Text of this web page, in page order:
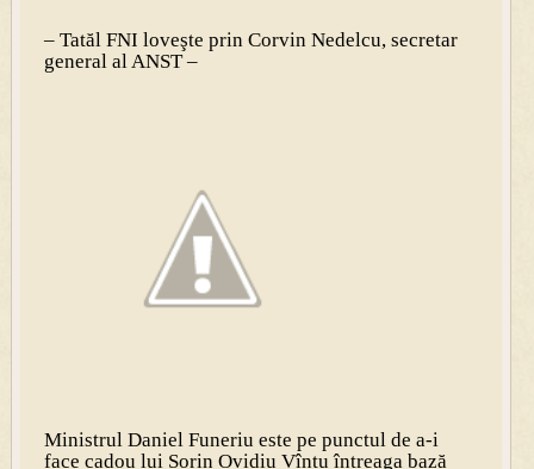
– Tatăl FNI loveşte prin Corvin Nedelcu, secretar
general al ANST –
Ministrul Daniel Funeriu este pe punctul de a-i
face cadou lui Sorin Ovidiu Vîntu întreaga bază